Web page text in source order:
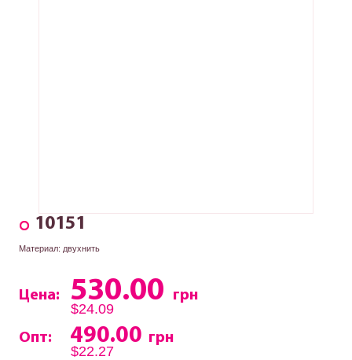
10151
Материал: двухнить
Цена: 530.00
грн
$24.09
Опт:
490.00 грн
$22.27